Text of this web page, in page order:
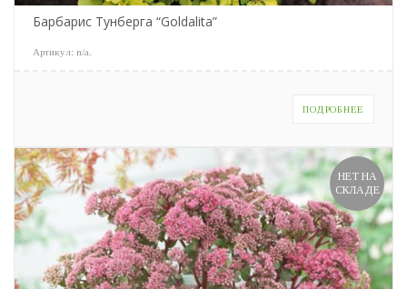
Барбарис Тунберга “Goldalita”
Артикул: n/a
ПОДРОБНЕЕ
НЕТ НА
СКЛАДЕ